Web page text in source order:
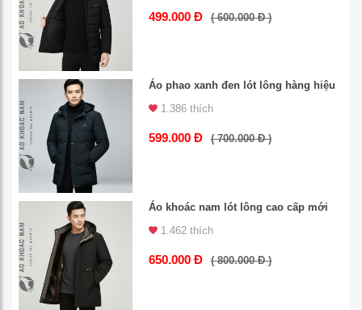
499.000 Đ ( 600.000 Đ )
Áo phao xanh đen lót lông hàng hiệu
1.386 thích
599.000 Đ ( 700.000 Đ )
Áo khoác nam lót lông cao cấp mới
1.462 thích
650.000 Đ ( 800.000 Đ )